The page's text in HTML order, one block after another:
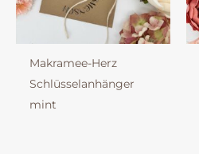
Makramee-Herz
Schlüsselanhänger
mint